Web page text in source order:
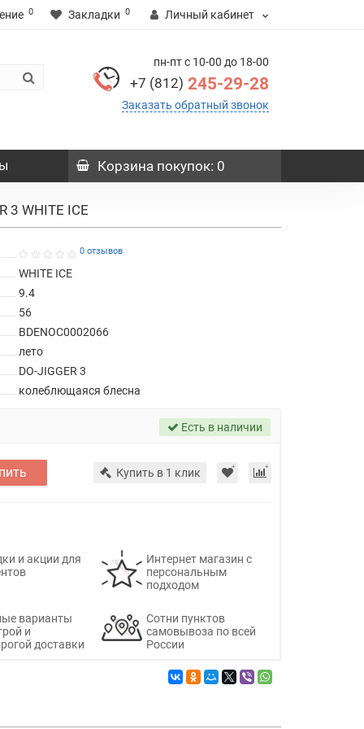
0 Закладки 0 Личный кабинет
пн-пт с 10-00 до 18-00
+7 (812) 245-29-28
Заказать обратный звонок
Корзина покупок: 0
3 WHITE ICE
0 отзывов
WHITE ICE
9.4
56
BDENOC0002066
лето
DO-JIGGER 3
колеблющаяся блесна
Есть в наличии
Купить в 1 клик
и акции для
Интернет магазин с
персональным
подходом
варианты
и
доставки
Сотни пунктов
самовывоза по всей
России